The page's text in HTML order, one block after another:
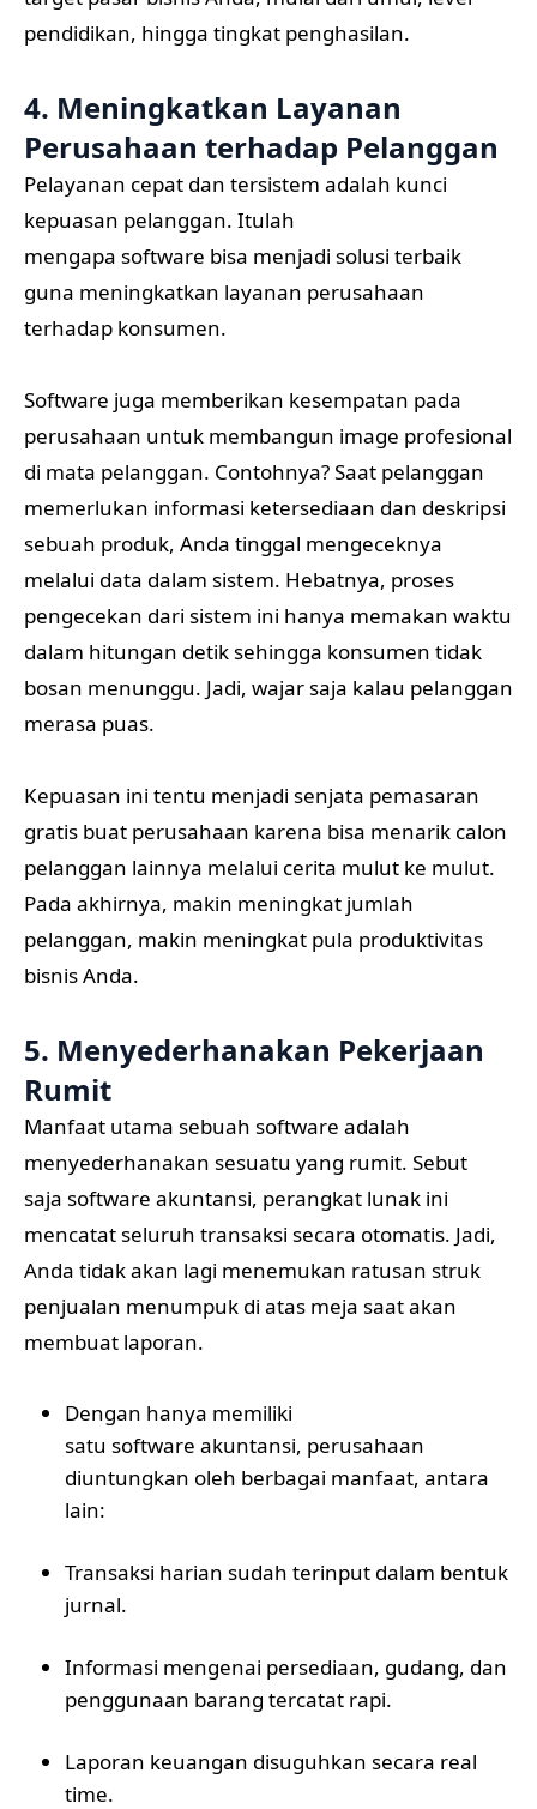
pendidikan, hingga tingkat penghasilan.
4. Meningkatkan Layanan
Perusahaan terhadap Pelanggan
Pelayanan cepat dan tersistem adalah kunci
kepuasan pelanggan. Itulah
mengapa software bisa menjadi solusi terbaik
guna meningkatkan layanan perusahaan
terhadap konsumen.
Software juga memberikan kesempatan pada
perusahaan untuk membangun image profesional
di mata pelanggan. Contohnya? Saat pelanggan
memerlukan informasi ketersediaan dan deskripsi
sebuah produk, Anda tinggal mengeceknya
melalui data dalam sistem. Hebatnya, proses
pengecekan dari sistem ini hanya memakan waktu
dalam hitungan detik sehingga konsumen tidak
bosan menunggu. Jadi, wajar saja kalau pelanggan
merasa puas.
Kepuasan ini tentu menjadi senjata pemasaran
gratis buat perusahaan karena bisa menarik calon
pelanggan lainnya melalui cerita mulut ke mulut.
Pada akhirnya, makin meningkat jumlah
pelanggan, makin meningkat pula produktivitas
bisnis Anda.
5. Menyederhanakan Pekerjaan
Rumit
Manfaat utama sebuah software adalah
menyederhanakan sesuatu yang rumit. Sebut
saja software akuntansi, perangkat lunak ini
mencatat seluruh transaksi secara otomatis. Jadi,
Anda tidak akan lagi menemukan ratusan struk
penjualan menumpuk di atas meja saat akan
membuat laporan.
Dengan hanya memiliki
satu software akuntansi, perusahaan
diuntungkan oleh berbagai manfaat, antara
lain:
Transaksi harian sudah terinput dalam bentuk
jurnal.
Informasi mengenai persediaan, gudang, dan
penggunaan barang tercatat rapi.
Laporan keuangan disuguhkan secara real
time.